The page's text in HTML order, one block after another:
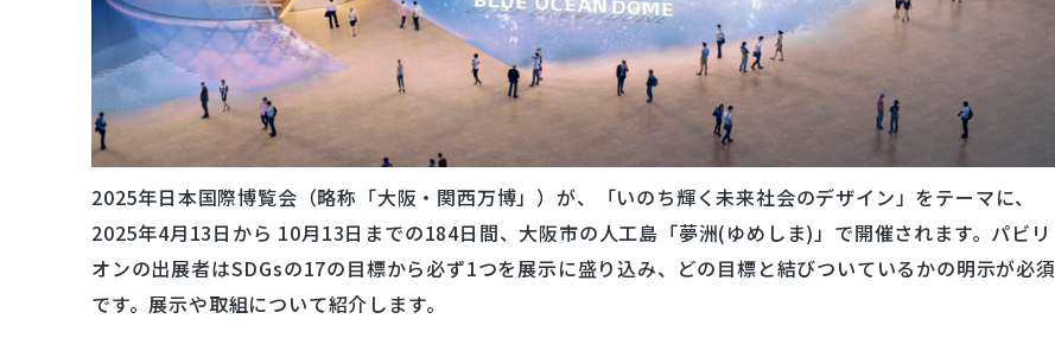
2025年日本国際博覧会（略称「大阪・関西万博」）が、「いのち輝く未来社会のデザイン」をテーマに、
2025年4月13日から 10月13日までの184日間、大阪市の人工島「夢洲(ゆめしま)」で開催されます。パビリ
オンの出展者はSDGsの17の目標から必ず1つを展示に盛り込み、どの目標と結びついているかの明示が必須
です。展示や取組について紹介します。